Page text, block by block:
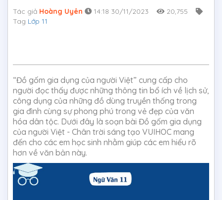
Tác giả Hoàng Uyên 14:18 30/11/2023
20,755
Tag Lớp 11
“Đồ gốm gia dụng của người Việt” cung cấp cho
người đọc thấy được những thông tin bổ ích về lịch sử,
công dụng của những đồ dùng truyền thống trong
gia đình cùng sự phong phú trong vẻ đẹp của văn
hóa dân tộc. Dưới đây là soạn bài Đồ gốm gia dụng
của người Việt - Chân trời sáng tạo VUIHOC mang
đến cho các em học sinh nhằm giúp các em hiểu rõ
hơn về văn bản này.